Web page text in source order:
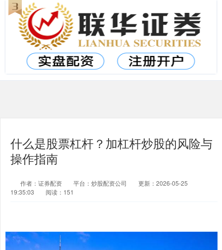
什么是股票杠杆？加杠杆炒股的风险与
操作指南
作者：证券配资 平台：炒股配资公司
更新：2026-05-25
19:35:03
阅读：151